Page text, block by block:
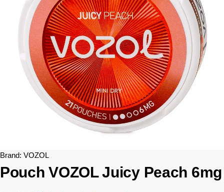
Brand: VOZOL
Pouch VOZOL Juicy Peach 6mg